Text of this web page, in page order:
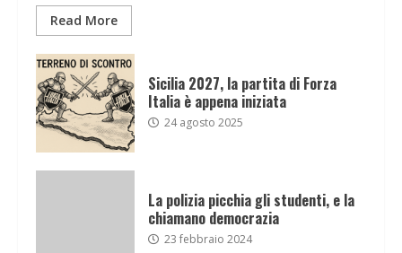
Read More
Sicilia 2027, la partita di Forza
Italia è appena iniziata
24 agosto 2025
La polizia picchia gli studenti, e la
chiamano democrazia
23 febbraio 2024